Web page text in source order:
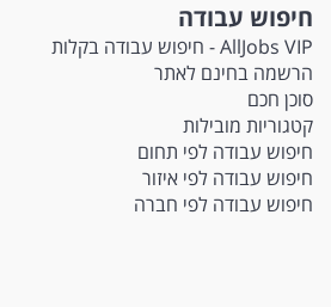
חיפוש עבודה
AllJobs VIP - חיפוש עבודה בקלות
הרשמה בחינם לאתר
סוכן חכם
קטגוריות מובילות
חיפוש עבודה לפי תחום
חיפוש עבודה לפי איזור
חיפוש עבודה לפי חברה